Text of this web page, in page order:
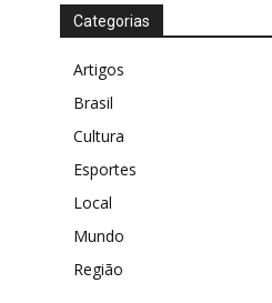
Categorias
Artigos
Brasil
Cultura
Esportes
Local
Mundo
Região